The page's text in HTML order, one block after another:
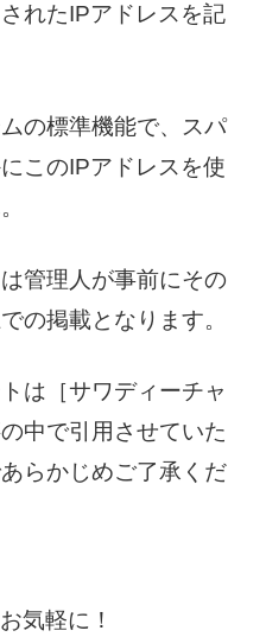
れたIPアドレスを記
の標準機能で、スパ
このIPアドレスを使
管理人が事前にその
の掲載となります。
は［サワディーチャ
中で引用させていた
らかじめご了承くだ
気軽に！